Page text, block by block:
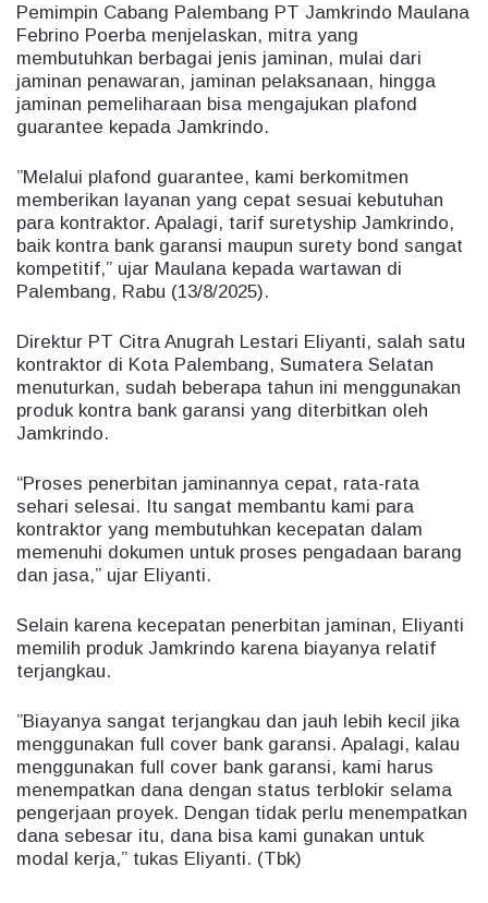
Pemimpin Cabang Palembang PT Jamkrindo Maulana
Febrino Poerba menjelaskan, mitra yang
membutuhkan berbagai jenis jaminan, mulai dari
jaminan penawaran, jaminan pelaksanaan, hingga
jaminan pemeliharaan bisa mengajukan plafond
guarantee kepada Jamkrindo.
”Melalui plafond guarantee, kami berkomitmen
memberikan layanan yang cepat sesuai kebutuhan
para kontraktor. Apalagi, tarif suretyship Jamkrindo,
baik kontra bank garansi maupun surety bond sangat
kompetitif,” ujar Maulana kepada wartawan di
Palembang, Rabu (13/8/2025).
Direktur PT Citra Anugrah Lestari Eliyanti, salah satu
kontraktor di Kota Palembang, Sumatera Selatan
menuturkan, sudah beberapa tahun ini menggunakan
produk kontra bank garansi yang diterbitkan oleh
Jamkrindo.
“Proses penerbitan jaminannya cepat, rata-rata
sehari selesai. Itu sangat membantu kami para
kontraktor yang membutuhkan kecepatan dalam
memenuhi dokumen untuk proses pengadaan barang
dan jasa,” ujar Eliyanti.
Selain karena kecepatan penerbitan jaminan, Eliyanti
memilih produk Jamkrindo karena biayanya relatif
terjangkau.
”Biayanya sangat terjangkau dan jauh lebih kecil jika
menggunakan full cover bank garansi. Apalagi, kalau
menggunakan full cover bank garansi, kami harus
menempatkan dana dengan status terblokir selama
pengerjaan proyek. Dengan tidak perlu menempatkan
dana sebesar itu, dana bisa kami gunakan untuk
modal kerja,” tukas Eliyanti. (Tbk)